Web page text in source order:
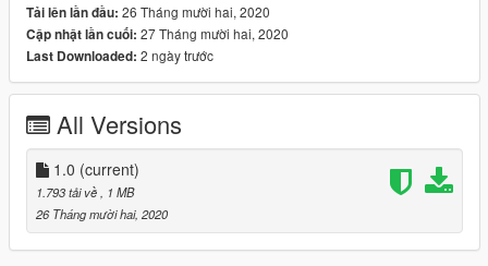
Tải lên lần đầu: 26 Tháng mười hai, 2020
Cập nhật lần cuối: 27 Tháng mười hai, 2020
Last Downloaded: 2 ngày trước
All Versions
1.0 (current)
1.793 tải về
, 1 MB
26 Tháng mười hai, 2020